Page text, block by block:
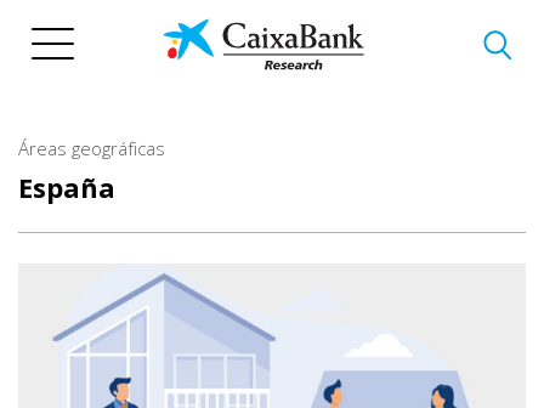
Áreas geográficas
España